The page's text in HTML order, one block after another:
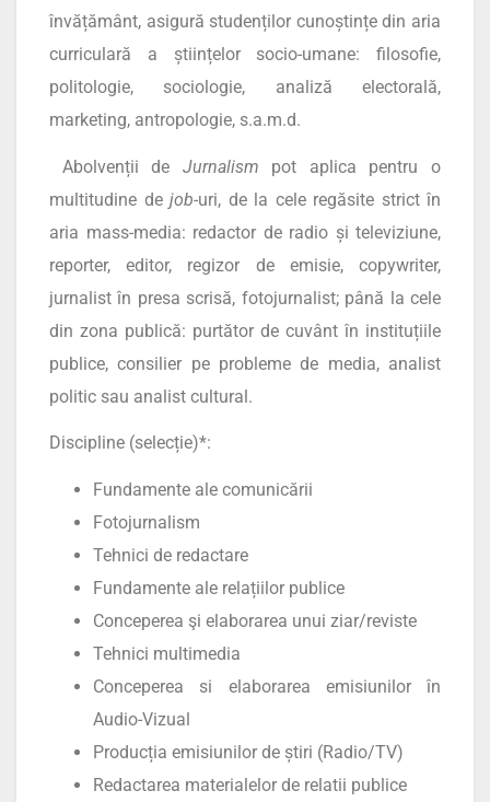
învățământ, asigură studenților cunoștințe din aria
curriculară a științelor socio-umane: filosofie,
politologie, sociologie, analiză electorală,
marketing, antropologie, s.a.m.d.
Abolvenții de Jurnalism pot aplica pentru o
multitudine de job-uri, de la cele regăsite strict în
aria mass-media: redactor de radio și televiziune,
reporter, editor, regizor de emisie, copywriter,
jurnalist în presa scrisă, fotojurnalist; până la cele
din zona publică: purtător de cuvânt în instituțiile
publice, consilier pe probleme de media, analist
politic sau analist cultural.
Discipline (selecție)*:
Fundamente ale comunicării
Fotojurnalism
Tehnici de redactare
Fundamente ale relațiilor publice
Conceperea şi elaborarea unui ziar/reviste
Tehnici multimedia
Conceperea si elaborarea emisiunilor în
Audio-Vizual
Producția emisiunilor de știri (Radio/TV)
Redactarea materialelor de relatii publice